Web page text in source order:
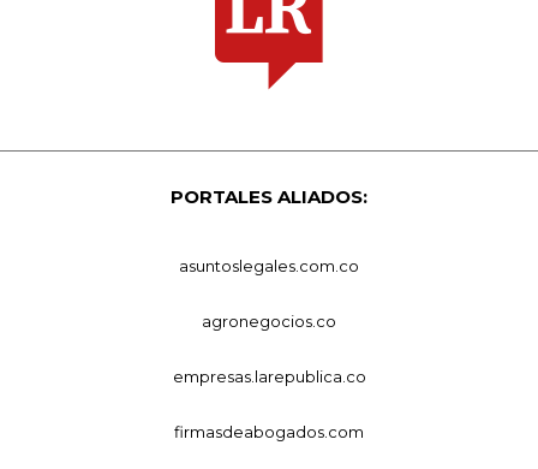
PORTALES ALIADOS:
asuntoslegales.com.co
agronegocios.co
empresas.larepublica.co
firmasdeabogados.com